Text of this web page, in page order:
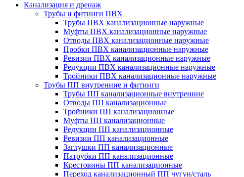
Канализация и дренаж
Трубы и фитинги ПВХ
Трубы ПВХ канализационные наружные
Муфты ПВХ канализационные наружные
Отводы ПВХ канализационные наружные
Пробки ПВХ канализационные наружные
Ревизии ПВХ канализационные наружные
Редукции ПВХ канализационные наружные
Тройники ПВХ канализационные наружные
Трубы ПП внутренние и фитинги
Трубы ПП канализационные внутренние
Отводы ПП канализационные
Тройники ПП канализационные
Муфты ПП канализационные
Редукции ПП канализационные
Ревизии ПП канализационные
Заглушки ПП канализационные
Патрубки ПП канализационные
Крестовины ПП канализационные
Переход канализационный ПП чугун/сталь